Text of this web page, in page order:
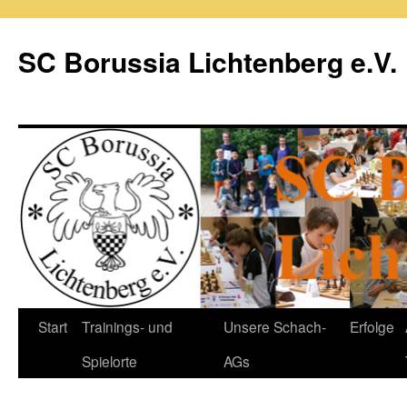
springen
SC Borussia Lichtenberg e.V.
Start
Trainings- und
Spielorte
Unsere Schach-
AGs
Erfolge